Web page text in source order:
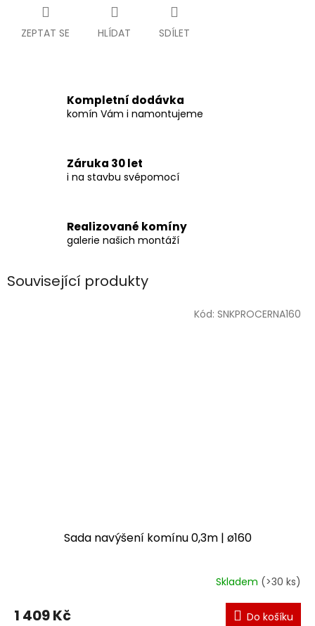
ZEPTAT SE HLÍDAT SDÍLET
Kompletní dodávka
komín Vám i namontujeme
Záruka 30 let
i na stavbu svépomocí
Realizované komíny
galerie našich montáží
Související produkty
Sada navýšení komínu 0,3m | ø160
Skladem (>30 ks)
1 409 Kč Do košíku
Kód: SNKPROCERNA160